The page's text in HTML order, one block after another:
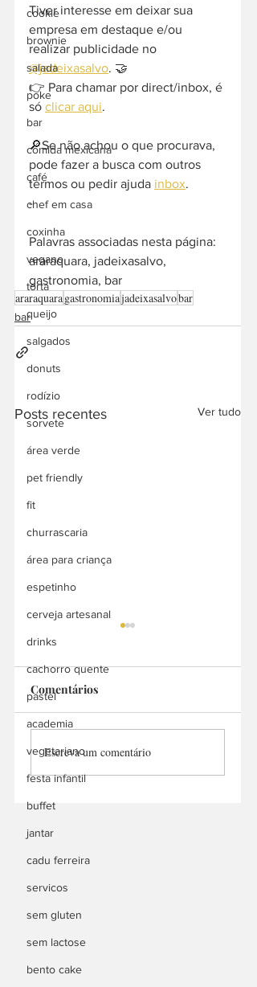
cookie
brownie
salada
poke
bar
comida mexicana
café
chef em casa
coxinha
vegano
torta
queijo
salgados
donuts
rodízio
sorvete
área verde
pet friendly
fit
churrascaria
área para criança
espetinho
cerveja artesanal
drinks
cachorro quente
pastel
academia
vegetariano
festa infantil
buffet
jantar
cadu ferreira
servicos
sem gluten
sem lactose
bento cake
Tiver interesse em deixar sua
empresa em destaque e/ou
realizar publicidade no
@jadeixasalvo. 🤝
👉 Para chamar por direct/inbox, é
só clicar aqui.
🔎Se não achou o que procurava,
pode fazer a busca com outros
termos ou pedir ajuda inbox.
-
Palavras associadas nesta página:
araraquara, jadeixasalvo,
gastronomia, bar
araraquaragastronomiajadeixasalvobar
bar
Posts recentes Ver tudo
Bar
Comentários
Escreva um comentário